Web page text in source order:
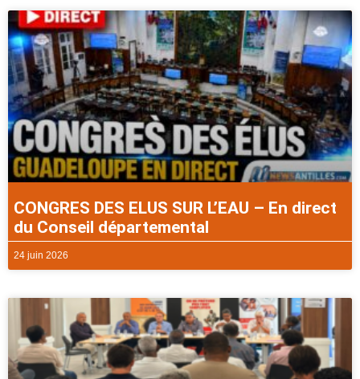
CONGRES DES ELUS SUR L’EAU – En direct
du Conseil départemental
24 juin 2026